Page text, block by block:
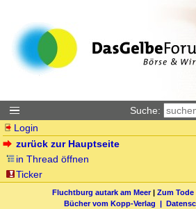
Suche:
Login
zurück zur Hauptseite
in Thread öffnen
Ticker
Fluchtburg autark am Meer| Zum
Bücher vom Kopp-Verlag |